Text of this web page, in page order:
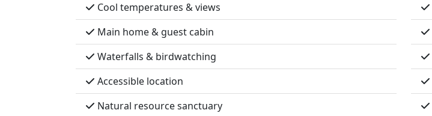
Cool temperatures & views
Main home & guest cabin
Waterfalls & birdwatching
Accessible location
Natural resource sanctuary